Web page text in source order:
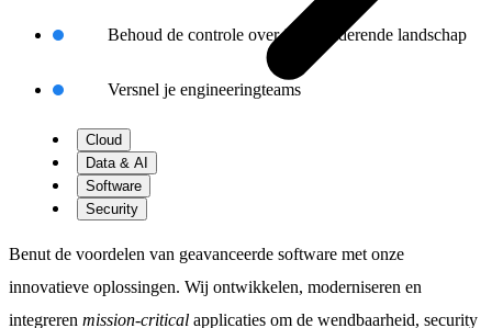
Behoud de controle over je veranderende landschap
Versnel je engineeringteams
Cloud
Data & AI
Software
Security
Benut de voordelen van geavanceerde software met onze
innovatieve oplossingen. Wij ontwikkelen, moderniseren en
integreren mission-critical applicaties om de wendbaarheid, security